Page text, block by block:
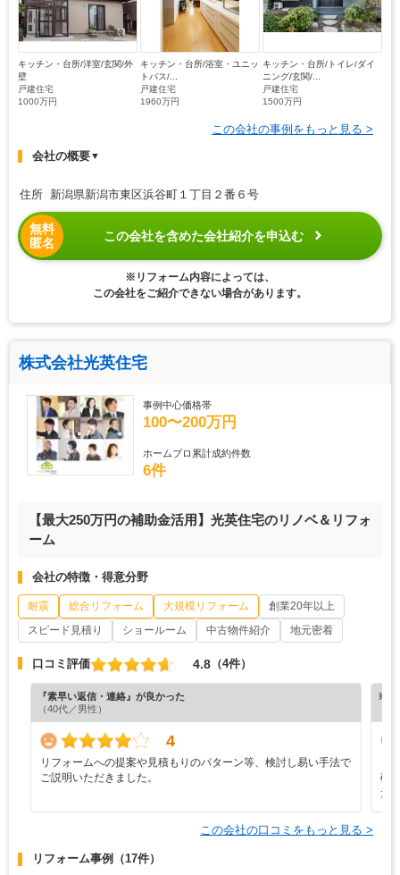
キッチン・台所/洋室/玄関/外
壁
戸建住宅
1000万円
キッチン・台所/浴室・ユニッ
トバス/...
戸建住宅
1960万円
キッチン・台所/トイレ/ダイ
ニング/玄関/...
戸建住宅
1500万円
この会社の事例をもっと見る >
会社の概要▼
住所 新潟県新潟市東区浜谷町１丁目２番６号
無料
匿名
この会社を含めた会社紹介を申込む
※リフォーム内容によっては、
この会社をご紹介できない場合があります。
株式会社光英住宅
事例中心価格帯
100〜200万円
ホームプロ累計成約件数
6件
【最大250万円の補助金活用】光英住宅のリノベ＆リフォ
ーム
会社の特徴・得意分野
耐震 総合リフォーム 大規模リフォーム
創業20年以上
スピード見積り
ショールーム 中古物件紹介 地元密着
口コミ評価 4.8 （4件）
『素早い返信・連絡』が良かった
（40代／男性）
4
リフォームへの提案や見積もりのパターン等、検討し易い手法で
ご説明いただきました。
※ホ
確
た
この会社の口コミをもっと見る >
リフォーム事例 （17件）